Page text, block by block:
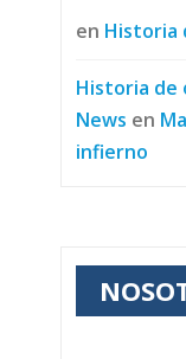
en Historia
Historia de
News en
infierno